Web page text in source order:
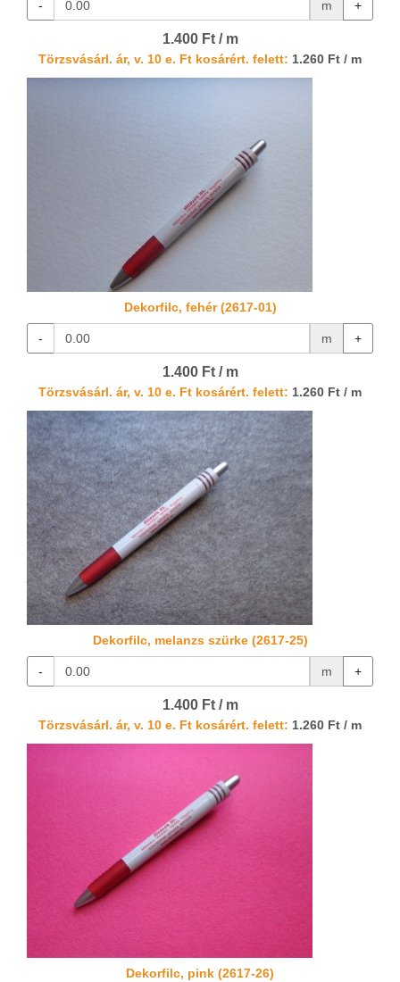
- m +
1.400 Ft / m
Törzsvásárl. ár, v. 10 e. Ft kosárért. felett: 1.260 Ft / m
Dekorfilc, fehér (2617-01)
- m +
1.400 Ft / m
Törzsvásárl. ár, v. 10 e. Ft kosárért. felett: 1.260 Ft / m
Dekorfilc, melanzs szürke (2617-25)
- m +
1.400 Ft / m
Törzsvásárl. ár, v. 10 e. Ft kosárért. felett: 1.260 Ft / m
Dekorfilc, pink (2617-26)